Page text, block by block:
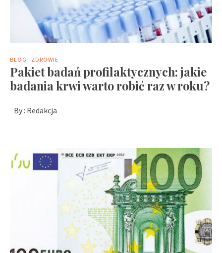
BLOG ZDROWIE
Pakiet badań profilaktycznych: jakie
badania krwi warto robić raz w roku?
By : Redakcja